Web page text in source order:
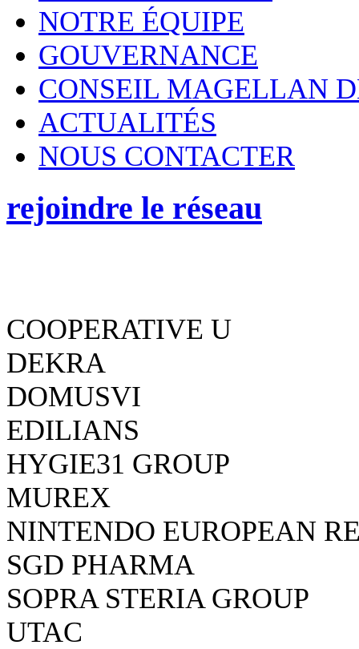
NOTRE ÉQUIPE
GOUVERNANCE
CONSEIL MAGELLAN
ACTUALITÉS
NOUS CONTACTER
rejoindre le réseau
COOPERATIVE U
DEKRA
DOMUSVI
EDILIANS
HYGIE31 GROUP
MUREX
NINTENDO EUROPEAN
SGD PHARMA
SOPRA STERIA GROUP
UTAC